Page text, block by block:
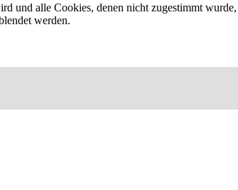
und alle Cookies, denen nicht zugestimmt
werden.